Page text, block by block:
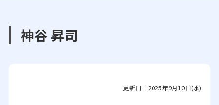
神谷 昇司
更新日｜2025年9月10日(水)